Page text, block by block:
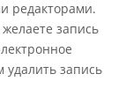
редакторами.
запись
запись